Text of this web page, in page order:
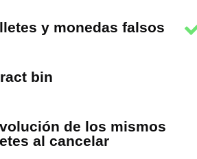
y monedas falsos
bin
de los mismos
al cancelar